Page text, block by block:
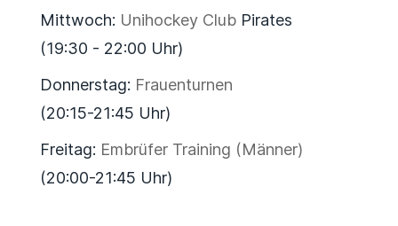
Mittwoch: Unihockey ClubPirates
(19:30 - 22:00 Uhr)
Donnerstag: Frauenturnen
(20:15-21:45 Uhr)
Freitag: Embrüfer Training (Männer)
(20:00-21:45 Uhr)